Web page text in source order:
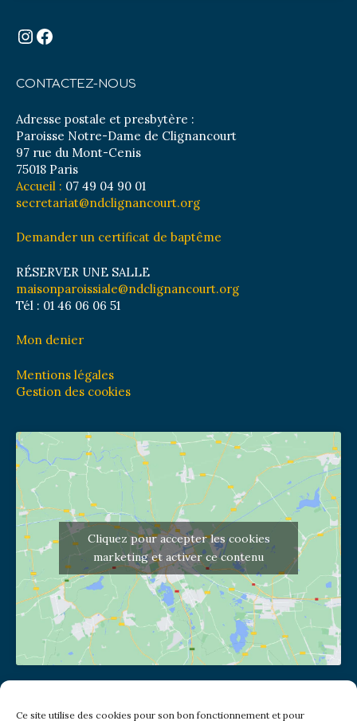
Ce site utilise des cookies pour son bon fonctionnement et pour
Instagram
Facebook
CONTACTEZ-NOUS
Adresse postale et presbytère :
Paroisse Notre-Dame de Clignancourt
97 rue du Mont-Cenis
75018 Paris
Accueil : 07 49 04 90 01
secretariat@ndclignancourt.org
Demander un certificat de baptême
RÉSERVER UNE SALLE
maisonparoissiale@ndclignancourt.org
Tél : 01 46 06 06 51
Mon denier
Mentions légales
Gestion des cookies
Cliquez pour accepter les cookies
marketing et activer ce contenu